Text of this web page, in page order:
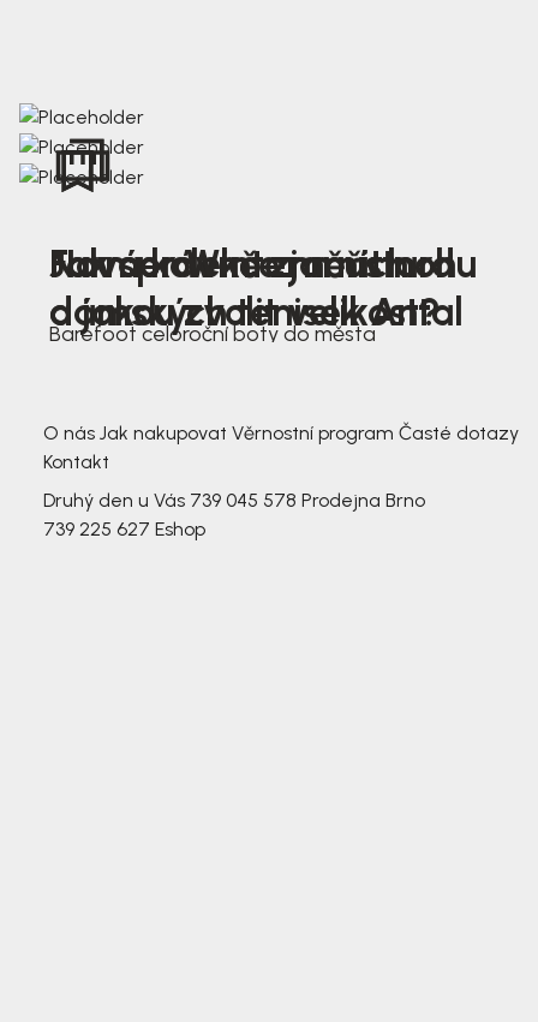
Nová kolekce jarních
dámských tenisek Antal
Jak správně změřit nohu
a jakou zvolit velikost?
Farmer Winter mustard
Barefoot celoroční boty do města
O nás Jak nakupovat Věrnostní program Časté dotazy
Kontakt
Druhý den u Vás 739 045 578 Prodejna Brno
739 225 627 Eshop